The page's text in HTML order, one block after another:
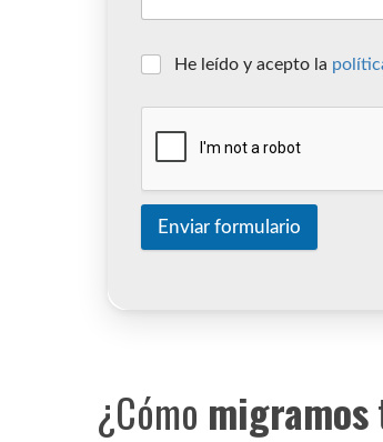
He leído y acepto la
Enviar formulario
¿Cómo migramos